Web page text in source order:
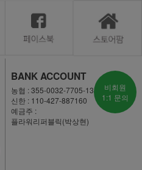
BANK ACCOUNT
농협 : 355-0032-7705-13
신한 : 110-427-887160
예금주 :
플라워리퍼블릭(박상현)
비회원
1:1 문의